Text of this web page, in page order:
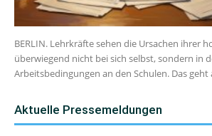
BERLIN. Lehrkräfte sehen die Ursachen ihrer
überwiegend nicht bei sich selbst, sondern in
Arbeitsbedingungen an den Schulen. Das geht
Aktuelle Pressemeldungen